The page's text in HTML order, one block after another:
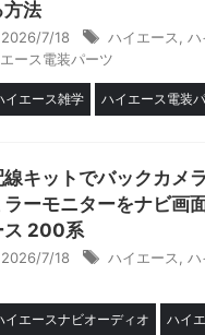
方法
2026/7/18 ハイエース, ハ
ース電装パーツ
イエース雑学 ハイエース電装
線キットでバックカメ
ラーモニターをナビ画
ス 200系
2026/7/18 ハイエース, ハ
イエースナビオーディオ ハイ